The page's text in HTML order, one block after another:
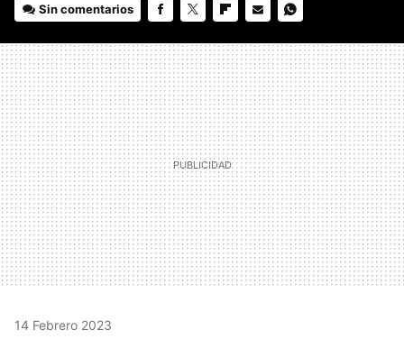
Sin comentarios
MAIL
14 Febrero 2023